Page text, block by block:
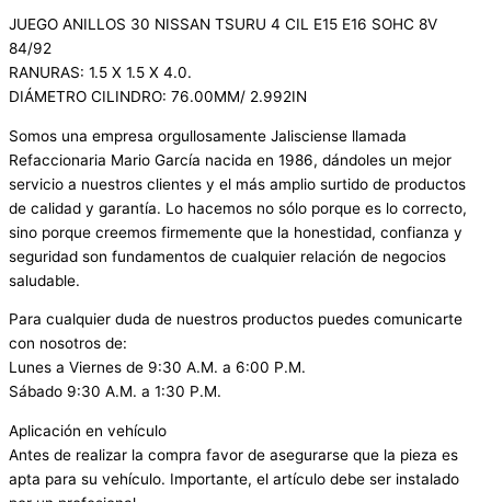
JUEGO ANILLOS 30 NISSAN TSURU 4 CIL E15 E16 SOHC 8V
84/92
RANURAS: 1.5 X 1.5 X 4.0.
DIÁMETRO CILINDRO: 76.00MM/ 2.992IN
Somos una empresa orgullosamente Jalisciense llamada
Refaccionaria Mario García nacida en 1986, dándoles un mejor
servicio a nuestros clientes y el más amplio surtido de productos
de calidad y garantía. Lo hacemos no sólo porque es lo correcto,
sino porque creemos firmemente que la honestidad, confianza y
seguridad son fundamentos de cualquier relación de negocios
saludable.
Para cualquier duda de nuestros productos puedes comunicarte
con nosotros de:
Lunes a Viernes de 9:30 A.M. a 6:00 P.M.
Sábado 9:30 A.M. a 1:30 P.M.
Aplicación en vehículo
Antes de realizar la compra favor de asegurarse que la pieza es
apta para su vehículo. Importante, el artículo debe ser instalado